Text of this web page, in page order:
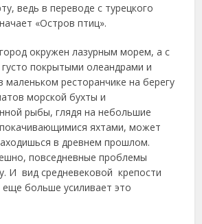
ведь в переводе с турецкого
«Остров птиц».
окружен лазурным морем, а с
покрытыми олеандрами и
маленьком ресторанчике на берегу
морской бухты и
рыбы, глядя на небольшие
яхтами, может
в древнем прошлом.
повседневные проблемы
И вид средневековой крепости
больше усиливает это